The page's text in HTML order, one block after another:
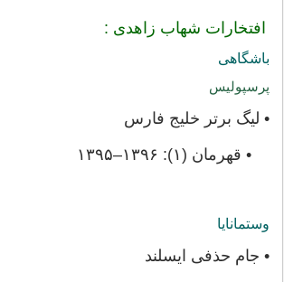
افتخارات شهاب زاهدی :
باشگاهی
پرسپولیس
• لیگ برتر خلیج فارس
• قهرمان (۱): ۱۳۹۶–۱۳۹۵
وستمانایا
• جام حذفی ایسلند